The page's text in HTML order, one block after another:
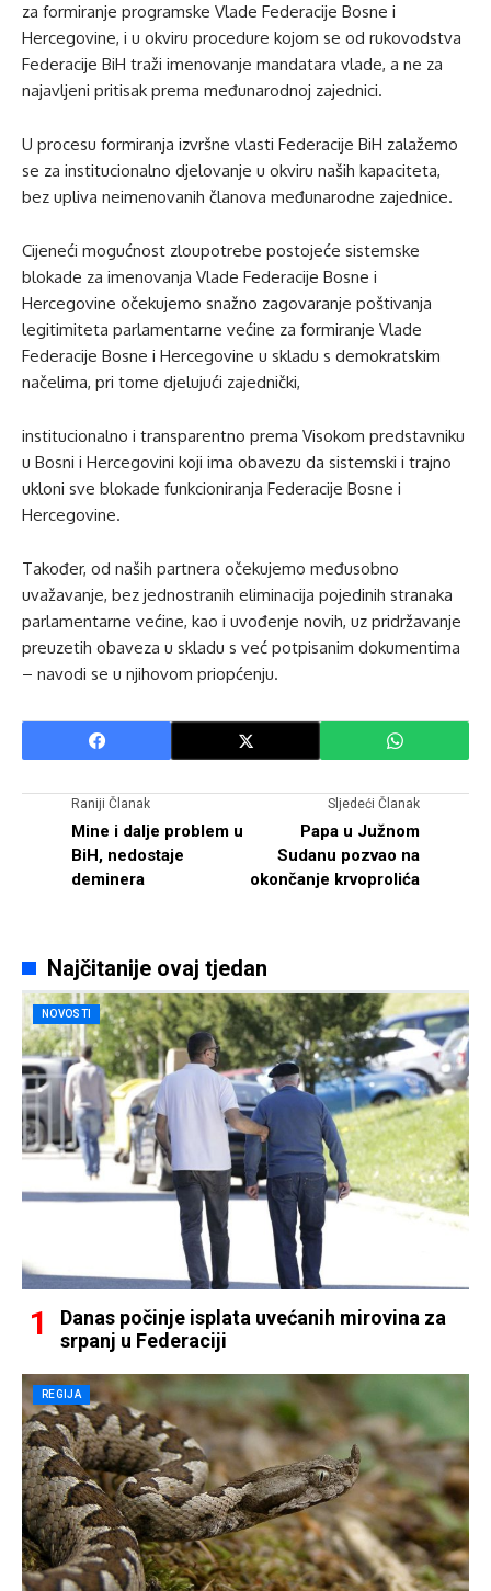
za formiranje programske Vlade Federacije Bosne i
Hercegovine, i u okviru procedure kojom se od rukovodstva
Federacije BiH traži imenovanje mandatara vlade, a ne za
najavljeni pritisak prema međunarodnoj zajednici.
U procesu formiranja izvršne vlasti Federacije BiH zalažemo
se za institucionalno djelovanje u okviru naših kapaciteta,
bez upliva neimenovanih članova međunarodne zajednice.
Cijeneći mogućnost zloupotrebe postojeće sistemske
blokade za imenovanja Vlade Federacije Bosne i
Hercegovine očekujemo snažno zagovaranje poštivanja
legitimiteta parlamentarne većine za formiranje Vlade
Federacije Bosne i Hercegovine u skladu s demokratskim
načelima, pri tome djelujući zajednički,
institucionalno i transparentno prema Visokom predstavniku
u Bosni i Hercegovini koji ima obavezu da sistemski i trajno
ukloni sve blokade funkcioniranja Federacije Bosne i
Hercegovine.
Također, od naših partnera očekujemo međusobno
uvažavanje, bez jednostranih eliminacija pojedinih stranaka
parlamentarne većine, kao i uvođenje novih, uz pridržavanje
preuzetih obaveza u skladu s već potpisanim dokumentima
– navodi se u njihovom priopćenju.
Raniji Članak
Mine i dalje problem u
BiH, nedostaje
deminera
Sljedeći Članak
Papa u Južnom
Sudanu pozvao na
okončanje krvoprolića
Najčitanije ovaj tjedan
NOVOSTI
Danas počinje isplata uvećanih mirovina za
srpanj u Federaciji
REGIJA